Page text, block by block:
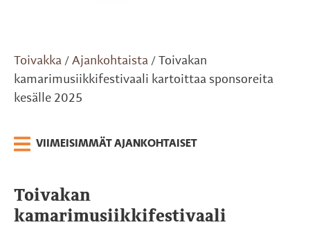
Toivakka / Ajankohtaista / Toivakan
kamarimusiikkifestivaali kartoittaa sponsoreita
kesälle 2025
VIIMEISIMMÄT AJANKOHTAISET
Toivakan
kamarimusiikkifestivaali